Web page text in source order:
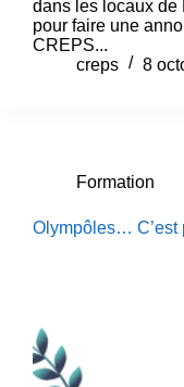
dans les locaux de
pour faire une
CREPS...
creps
8
Formation
Olympôles… C’est